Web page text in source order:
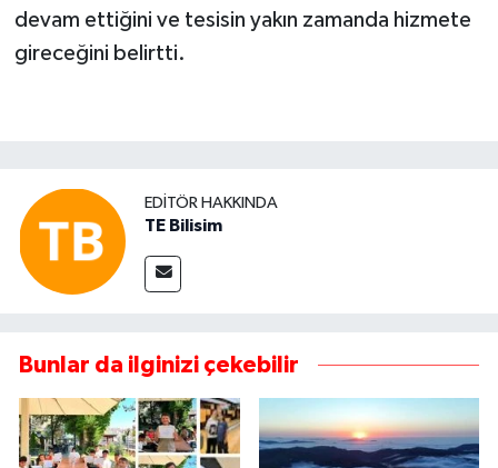
devam ettiğini ve tesisin yakın zamanda hizmete
gireceğini belirtti.
EDITÖR HAKKINDA
TE Bilisim
Bunlar da ilginizi çekebilir